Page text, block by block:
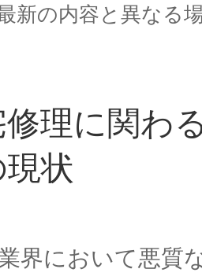
新の内容と異なる
修理に関わ
現状
界において悪質